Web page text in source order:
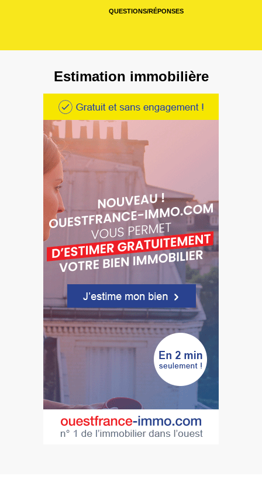
QUESTIONS/RÉPONSES
Estimation immobilière